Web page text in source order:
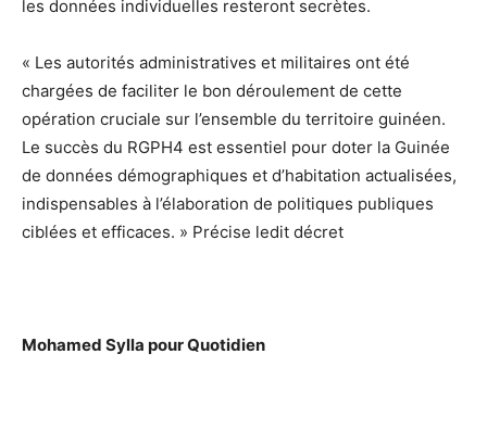
les données individuelles resteront secrètes.
« Les autorités administratives et militaires ont été
chargées de faciliter le bon déroulement de cette
opération cruciale sur l’ensemble du territoire guinéen.
Le succès du RGPH4 est essentiel pour doter la Guinée
de données démographiques et d’habitation actualisées,
indispensables à l’élaboration de politiques publiques
ciblées et efficaces. » Précise ledit décret
Mohamed Sylla pour Quotidien